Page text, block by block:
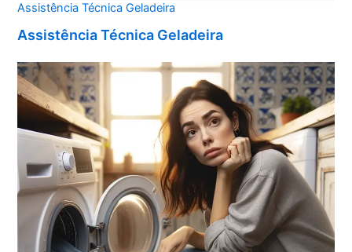
Assistência Técnica Geladeira
Assistência Técnica Geladeira